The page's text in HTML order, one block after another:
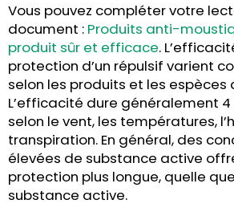
Vous pouvez compléter votre
document : Produits anti-
produit sûr et efficace.
protection d’un répulsif varient
selon les produits et les espèces
L’efficacité dure généralement 4
selon le vent, les températures,
transpiration. En général, des
élevées de substance active
protection plus longue, quelle
substance active.